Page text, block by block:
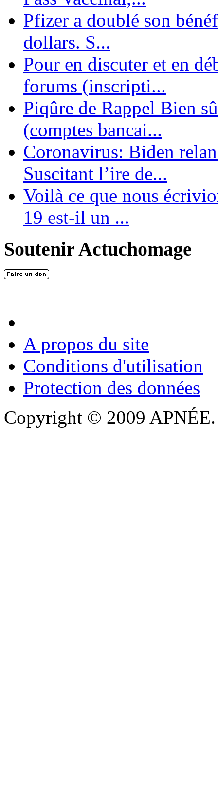
Pfizer a doublé son
dollars. S...
Pour en discuter et en
forums (inscripti...
Piqûre de Rappel Bien
(comptes bancai...
Coronavirus: Biden
Suscitant l’ire de...
Voilà ce que nous
19 est-il un ...
Soutenir Actuchomage
A propos du site
Conditions d'utilisation
Protection des données
Copyright © 2009 APNÉE.